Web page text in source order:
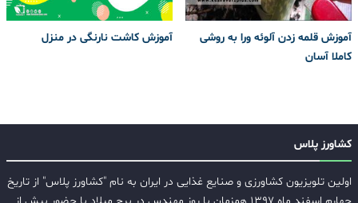
آموزش قلمه زدن آلوئه ورا به روشی
کاملا آسان
آموزش کاشت نارنگی در منزل
کشاورز پلاس
اولین تلویزیون کشاورزی و صنایع غذایی در ایران به نام "کشاورز پلاس" از تاریخ